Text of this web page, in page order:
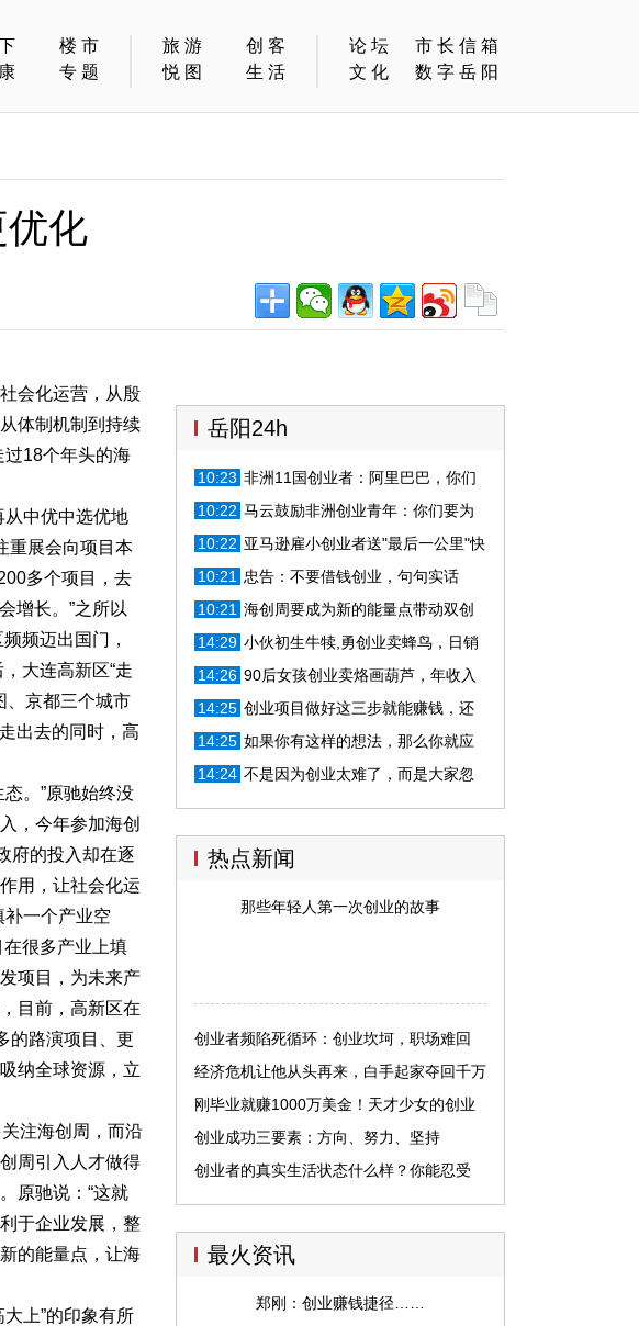
楼市
专题
旅游
创客
悦图
生活
论坛
市长信箱
文化
数字岳阳
化
会化运营，从殷
体制机制到持续
过18个年头的海
中优中选优地
重展会向项目本
多个项目，去
增长。”之所以
频迈出国门，
大连高新区“走
、京都三个城市
出去的同时，高
。”原驰始终没
，今年参加海创
府的投入却在逐
用，让社会化运
一个产业空
很多产业上填
项目，为未来产
目前，高新区在
的路演项目、更
纳全球资源，立
注海创周，而沿
周引入人才做得
原驰说：“这就
于企业发展，整
的能量点，让海
上”的印象有所
岳阳24h
10:23 非洲11国创业者：阿里巴巴，你们
跟别的公司不一样！
10:22 马云鼓励非洲创业青年：你们要为
非洲带回100个阿里巴巴
10:22 亚马逊雇小创业者送"最后一公里"快
递 UPS要小心
10:21
忠告：不要借钱创业，句句实话
10:21 海创周要成为新的能量点带动双创
生态更优化
14:29 小伙初生牛犊,勇创业卖蜂鸟，日销
售额14万元
14:26 90后女孩创业卖烙画葫芦，年收入
达上百万
14:25 创业项目做好这三步就能赚钱，还
不快行动！
14:25 如果你有这样的想法，那么你就应
该创业，使劲儿折腾
14:24 不是因为创业太难了，而是大家忽
略了这一点
热点新闻
那些年轻人第一次创业的故事
创业者频陷死循环：创业坎坷，职场难回
经济危机让他从头再来，白手起家夺回千万
融资
刚毕业就赚1000万美金！天才少女的创业
史
创业成功三要素：方向、努力、坚持
创业者的真实生活状态什么样？你能忍受
吗？
最火资讯
郑刚：创业赚钱捷径……